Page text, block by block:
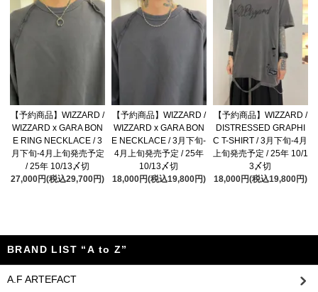
【予約商品】WIZZARD /
WIZZARD x GARA BON
E RING NECKLACE / 3
月下旬-4月上旬発売予定
/ 25年 10/13〆切
27,000円(税込29,700円)
【予約商品】WIZZARD /
WIZZARD x GARA BON
E NECKLACE / 3月下旬-
4月上旬発売予定 / 25年
10/13〆切
18,000円(税込19,800円)
【予約商品】WIZZARD /
DISTRESSED GRAPHI
C T-SHIRT / 3月下旬-4月
上旬発売予定 / 25年 10/1
3〆切
18,000円(税込19,800円)
BRAND LIST “A to Z”
A.F ARTEFACT